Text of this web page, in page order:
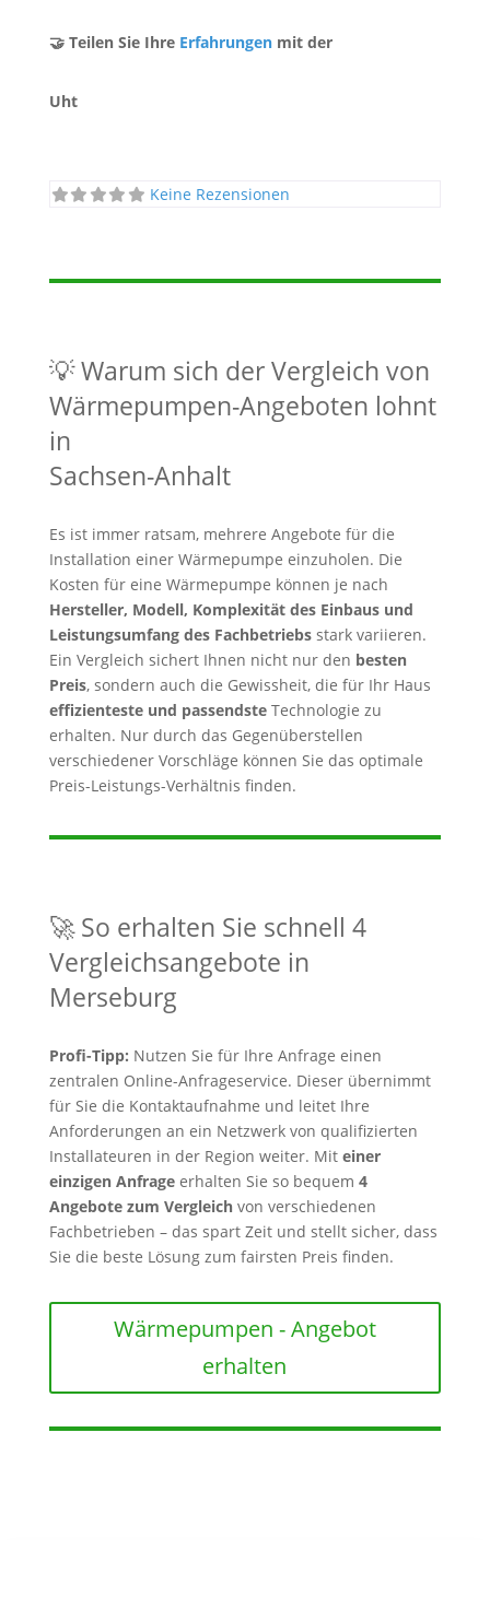
🤝 Teilen Sie Ihre Erfahrungenmit der
Uht
Keine Rezensionen
💡 Warum sich der Vergleich von
Wärmepumpen-Angeboten lohnt
in
Sachsen-Anhalt
Es ist immer ratsam, mehrere Angebote für die
Installation einer Wärmepumpe einzuholen. Die
Kosten für eine Wärmepumpe können je nach
Hersteller, Modell, Komplexität des Einbaus und
Leistungsumfang des Fachbetriebsstark variieren.
Ein Vergleich sichert Ihnen nicht nur den besten
Preis, sondern auch die Gewissheit, die für Ihr Haus
effizienteste und passendsteTechnologie zu
erhalten. Nur durch das Gegenüberstellen
verschiedener Vorschläge können Sie das optimale
Preis-Leistungs-Verhältnis finden.
🚀 So erhalten Sie schnell 4
Vergleichsangebote in
Merseburg
Profi-Tipp: Nutzen Sie für Ihre Anfrage einen
zentralen Online-Anfrageservice. Dieser übernimmt
für Sie die Kontaktaufnahme und leitet Ihre
Anforderungen an ein Netzwerk von qualifizierten
Installateuren in der Region weiter. Mit einer
einzigen Anfrageerhalten Sie so bequem 4
Angebote zum Vergleichvon verschiedenen
Fachbetrieben – das spart Zeit und stellt sicher, dass
Sie die beste Lösung zum fairsten Preis finden.
Wärmepumpen - Angebot
erhalten